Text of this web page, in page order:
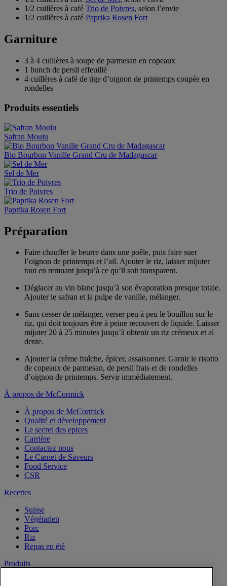
1/2 cuillères à café Trio de Poivres, selon l’envie
1/2 cuillères à café Paprika Rosen Fort
Garniture
3 à 4 cuillères à soupe de parmesan en copeaux
1 bunch de persil effeuillé
4 cuillères à café de tige d’oignon de printemps coupée en
rondelles
Produits essentiels
Safran Moulu
Bio Bourbon Vanille Grand Cru de Madagascar
Sel de Mer
Trio de Poivres
Paprika Rosen Fort
Préparation
Faire chauffer le beurre dans une poêle, puis faire suer
l’oignon de printemps et l’ail. Ajouter le riz, laisser mijoter
tout en remuant jusqu’à ce qu’il soit transparent.
Déglacer au vin blanc jusqu’à son évaporation presque totale.
Ajouter le safran et la pulpe de vanille, mélanger.
Sans cesser de mélanger, verser peu à peu le bouillon sur le
riz, qui doit toujours être à peine recouvert de liquide. Laisser
mijoter 20 à 25 minutes jusqu’à obtenir un riz crémeux et al
dente.
Ajouter la crème fraîche, épicer, assaisonner. Garnir le risotto
de copeaux de parmesan, de persil frais et de rondelles
d’oignon de printemps. Servir immédiatement.
À propos de McCormick
À propos de McCormick
Qualité et développement
Le secret des epices
Carrière
Contactez nous
Le Carnet de Saveurs
Food Service
CSR
Recettes
Suisse
Végétarien
Porc
Riz
Repas en été
Produits